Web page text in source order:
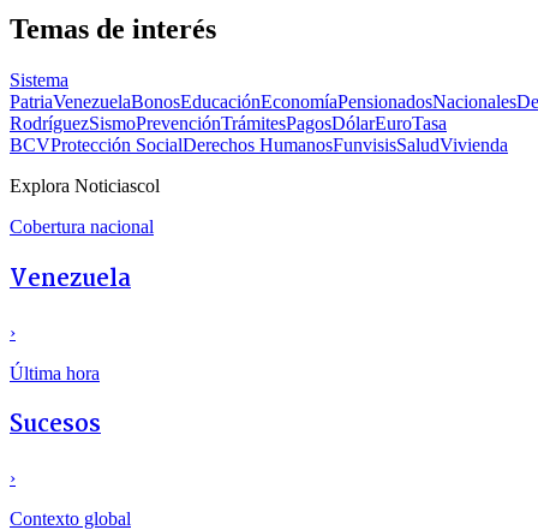
Temas de interés
Sistema
PatriaVenezuelaBonosEducaciónEconomíaPensionadosNacionales
RodríguezSismoPrevenciónTrámitesPagosDólarEuroTasa
BCVProtección SocialDerechos HumanosFunvisisSaludVivienda
Explora Noticiascol
Cobertura nacional
Venezuela
›
Última hora
Sucesos
›
Contexto global